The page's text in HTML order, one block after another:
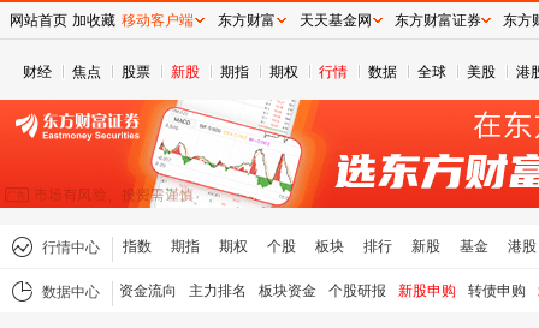
财经 焦点 股票 新股 期指 期权 行情 数据 全球 美股 港
行情中心 指数 期指 期权 个股 板块 排行 新股 基金 港股
数据中心 资金流向 主力排名 板块资金 个股研报 新股申购 转债申购
网站首页 加收藏 移动客户端 东方财富 天天基金网 东方财富证券 东方